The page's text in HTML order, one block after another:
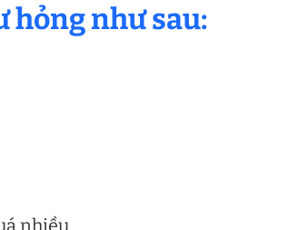
hỏng như sau:
nhiều.